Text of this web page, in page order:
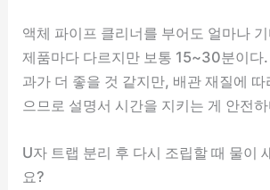
액체 파이프 클리너를 부어도 얼마나
제품마다 다르지만 보통 15~30분이다.
과가 더 좋을 것 같지만, 배관 재질에 따
으므로 설명서 시간을 지키는 게 안전
U자 트랩 분리 후 다시 조립할 때 물이
요?